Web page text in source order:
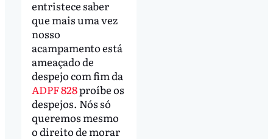
entristece saber
que mais uma vez
nosso
acampamento está
ameaçado de
despejo com fim da
ADPF 828proíbe os
despejos. Nós só
queremos mesmo
o direito de morar